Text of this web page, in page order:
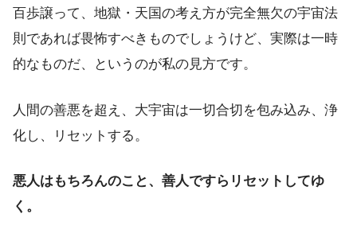
百歩譲って、地獄・天国の考え方が完全無欠の宇宙法
則であれば畏怖すべきものでしょうけど、実際は一時
的なものだ、というのが私の見方です。
人間の善悪を超え、大宇宙は一切合切を包み込み、浄
化し、リセットする。
悪人はもちろんのこと、善人ですらリセットしてゆ
く。